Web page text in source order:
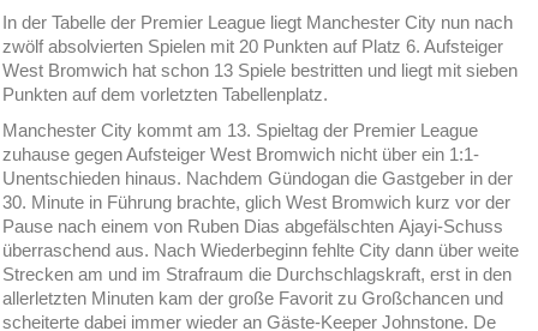
In der Tabelle der Premier League liegt Manchester City nun nach
zwölf absolvierten Spielen mit 20 Punkten auf Platz 6. Aufsteiger
West Bromwich hat schon 13 Spiele bestritten und liegt mit sieben
Punkten auf dem vorletzten Tabellenplatz.
Manchester City kommt am 13. Spieltag der Premier League
zuhause gegen Aufsteiger West Bromwich nicht über ein 1:1-
Unentschieden hinaus. Nachdem Gündogan die Gastgeber in der
30. Minute in Führung brachte, glich West Bromwich kurz vor der
Pause nach einem von Ruben Dias abgefälschten Ajayi-Schuss
überraschend aus. Nach Wiederbeginn fehlte City dann über weite
Strecken am und im Strafraum die Durchschlagskraft, erst in den
allerletzten Minuten kam der große Favorit zu Großchancen und
scheiterte dabei immer wieder an Gäste-Keeper Johnstone. De